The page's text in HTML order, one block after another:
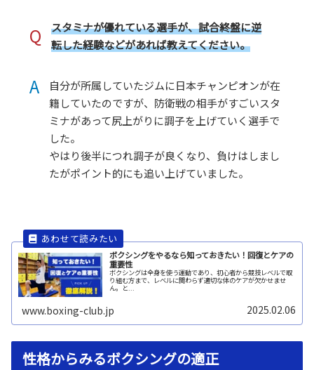
Q
スタミナが優れている選手が、試合終盤に逆
転した経験などがあれば教えてください。
A
自分が所属していたジムに日本チャンピオンが在
籍していたのですが、防衛戦の相手がすごいスタ
ミナがあって尻上がりに調子を上げていく選手で
した。
やはり後半につれ調子が良くなり、負けはしまし
たがポイント的にも追い上げていました。
ボクシングをやるなら知っておきたい！回復とケアの
重要性
ボクシングは全身を使う運動であり、初心者から競技レベルで取
り組む方まで、レベルに関わらず適切な体のケアが欠かせませ
ん。と...
www.boxing-club.jp 2025.02.06
性格からみるボクシングの適正